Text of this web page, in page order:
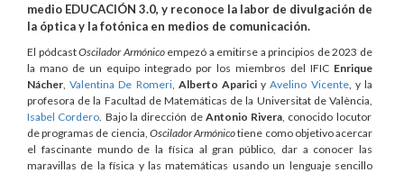
medio EDUCACIÓN 3.0, y reconoce la labor de divulgación de
la óptica y la fotónica en medios de comunicación.
El pódcastOscilador Armónicoempezó a emitirse a principios de 2023 de
la mano de un equipo integrado por los miembros del IFIC Enrique
Nácher ,Valentina De Romeri, Alberto Aparici yAvelino Vicente, y la
profesora de la Facultad de Matemáticas de la Universitat de València,
Isabel Cordero . Bajo la dirección de Antonio Rivera , conocido locutor
de programas de ciencia, Oscilador Armónicotiene como objetivo acercar
el fascinante mundo de la física al gran público, dar a conocer las
maravillas de la física y las matemáticas usando un lenguaje sencillo